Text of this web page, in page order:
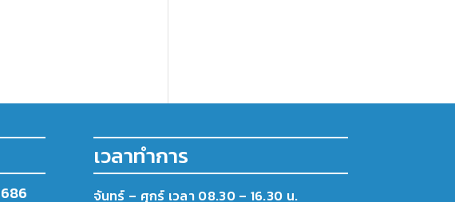
เวลาทำการ
จันทร์ – ศุกร์ เวลา 08.30 – 16.30 น.